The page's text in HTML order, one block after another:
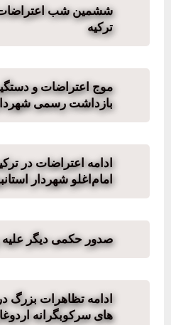
ششمین شب اعتراضات
ترکیه
موج اعتراضات و
بازداشت رسمی
ادامە اعتراضات در
امام‌اغلو شهردار
صدور حکمی دیگر
ادامه تظاهرات بزرگ
های سرکوبگرانه